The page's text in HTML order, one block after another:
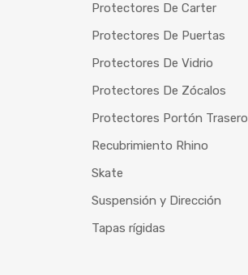
Protectores De Carter
Protectores De Puertas
Protectores De Vidrio
Protectores De Zócalos
Protectores Portón Trasero
Recubrimiento Rhino
Skate
Suspensión y Dirección
Tapas rígidas